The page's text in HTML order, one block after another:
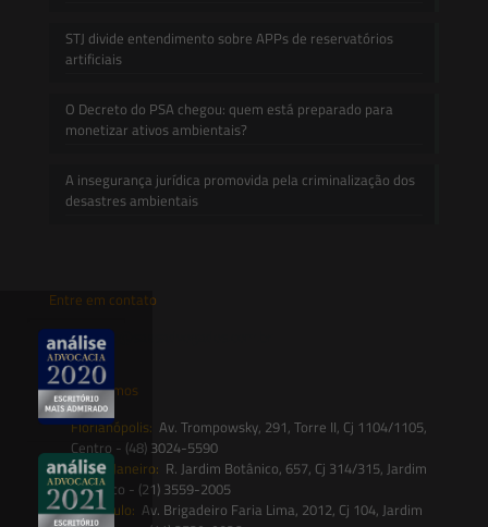
STJ divide entendimento sobre APPs de reservatórios
artificiais
O Decreto do PSA chegou: quem está preparado para
monetizar ativos ambientais?
A insegurança jurídica promovida pela criminalização dos
desastres ambientais
Entre em contato
contato@saesadvogados.com.br
Onde estamos
Florianópolis: Av. Trompowsky, 291, Torre II, Cj 1104/1105,
Centro - (48) 3024-5590
Rio de Janeiro: R. Jardim Botânico, 657, Cj 314/315, Jardim
Botânico - (21) 3559-2005
São Paulo: Av. Brigadeiro Faria Lima, 2012, Cj 104, Jardim